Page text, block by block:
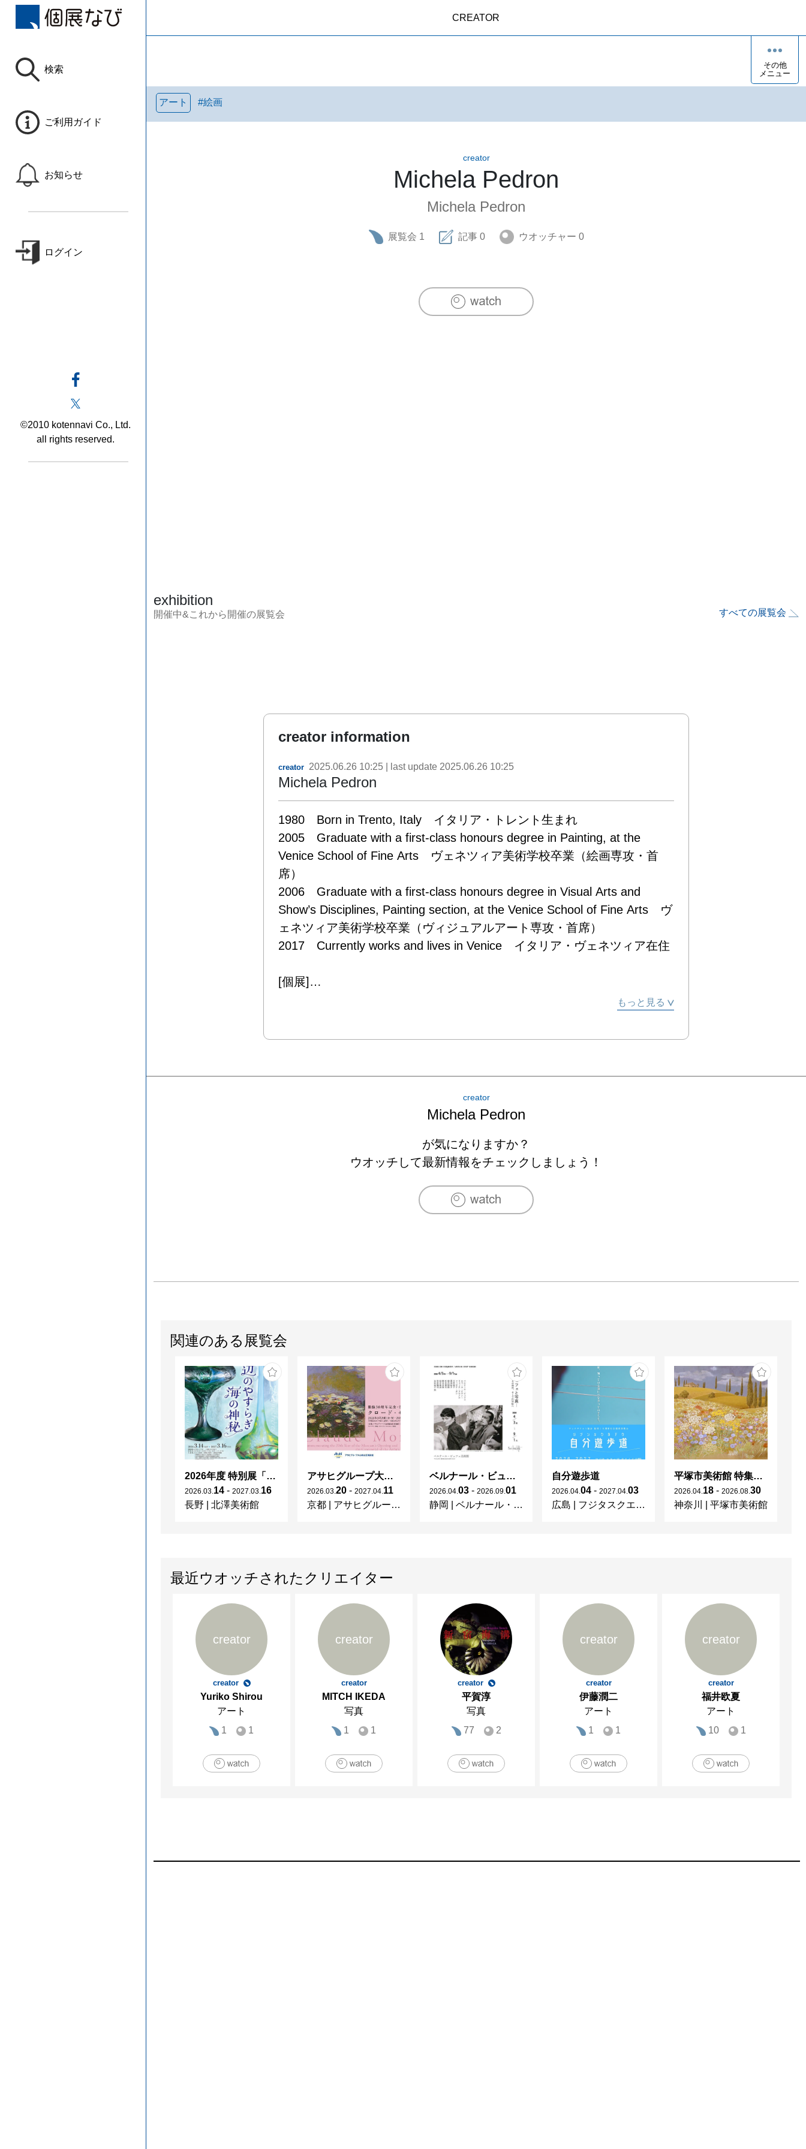
検索
ご利用ガイド
お知らせ
ログイン
©2010 kotennavi Co., Ltd.
all rights reserved.
CREATOR
その他
メニュー
アート #絵画
creator
Michela Pedron
Michela Pedron
展覧会 1 記事 0 ウオッチャー 0
exhibition
開催中&これから開催の展覧会 すべての展覧会
creator information
creator 2025.06.26 10:25 | last update 2025.06.26 10:25
Michela Pedron
1980　Born in Trento, Italy　イタリア・トレント生まれ
2005　Graduate with a first-class honours degree in Painting, at the
Venice School of Fine Arts　ヴェネツィア美術学校卒業（絵画専攻・首
席）
2006　Graduate with a first-class honours degree in Visual Arts and
Show’s Disciplines, Painting section, at the Venice School of Fine Arts　ヴ
ェネツィア美術学校卒業（ヴィジュアルアート専攻・首席）
2017　Currently works and lives in Venice　イタリア・ヴェネツィア在住
[個展]
2017　Hiro Gallery Izukogen & Izuokawa, Shizuoka, Japan
2008　Rome, International Modern and Contemporary Art, Wannaby
2010　Bolzano, KunStart 2010, 7th International Art Fair
2011　Bologna, ArteFiera 2011, Studio dʼArte Raffaelli Gallery
2008　Laguna Art Prize
2011　Ceres4Art Prize
2015　Art Prize by Cairo Editore
もっと見る
creator
Michela Pedron
が気になりますか？
ウオッチして最新情報をチェックしましょう！
関連のある展覧会
2026年度 特別展「ガレとドーム、アール･ヌーヴォーのガラス 水辺のやすらぎ、海の神秘」
2026 03 14 - 2027 03 16
長野
北澤美術館
アサヒグループ大山崎山荘美術館 開館30周年記念展「没後100年 クロード・モネ」
2026 03 20 - 2027 04 11
京都
アサヒグループ大山崎山荘美術館
ベルナール・ビュフェと写真 ーカメラがとらえたビュフェとその時代、そして21 世紀へ
2026 04 03 - 2026 09 01
静岡
ベルナール・ビュフェ美術館
自分遊歩道
2026 04 04 - 2027 04 03
広島
フジタスクエアまるくる大野
平塚市美術館 特集展 花の表現、その多様性／特別展示 新収蔵品展
2026 04 18 - 2026 08 30
神奈川
平塚市美術館
最近ウオッチされたクリエイター
creator
creator
Yuriko Shirou
アート
1
1
creator
creator
MITCH IKEDA
写真
1
1
creator
平賀淳
写真
77
2
creator
creator
伊藤潤二
アート
1
1
creator
creator
福井欧夏
アート
10
1